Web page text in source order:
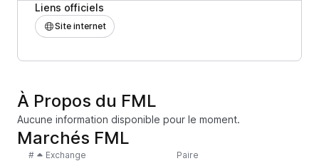
Liens officiels
Site internet
À Propos du FML
Aucune information disponible pour le moment.
Marchés FML
# Exchange Paire